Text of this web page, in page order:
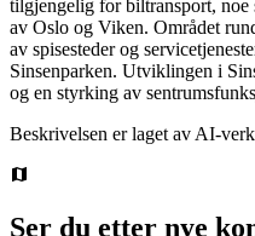
tilgjengelig for biltransport,
av Oslo og Viken. Området
av spisesteder og
Sinsenparken. Utviklingen i
og en styrking av
Beskrivelsen er laget av AI-
Ser du etter nye